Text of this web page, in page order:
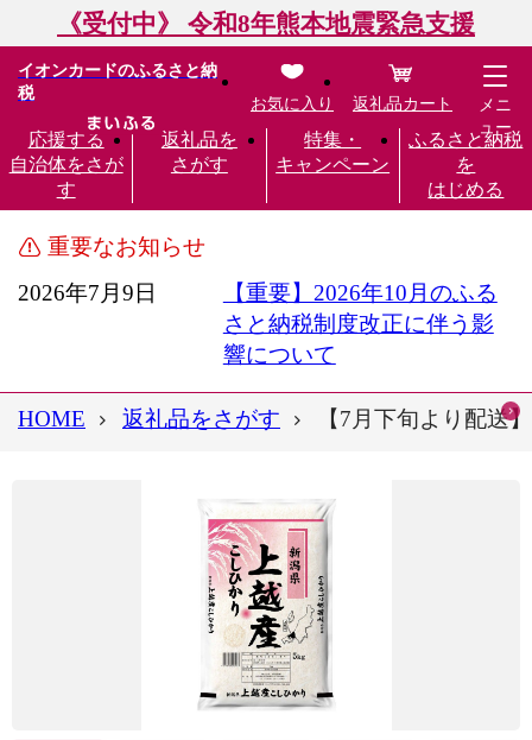
《受付中》 令和8年熊本地震緊急支援
イオンカードのふるさと納
税
応援する
自治体をさが
す
返礼品を
さがす
特集・
キャンペーン
ふるさと納税
を
はじめる
お気に入り 返礼品カート
メニ
ュー
重要なお知らせ
2026年7月9日
【重要】2026年10月のふる
さと納税制度改正に伴う影
響について
HOME 返礼品をさがす 【7月下旬より配送